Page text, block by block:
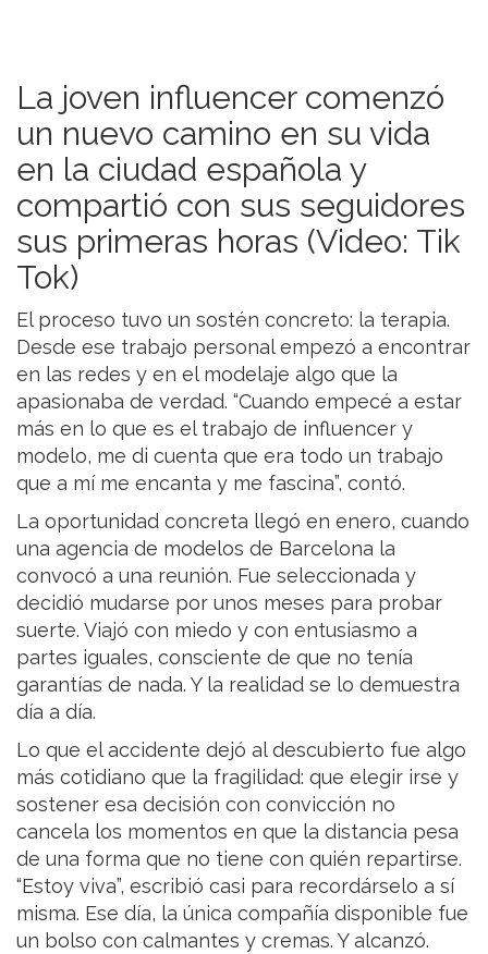
La joven influencer comenzó
un nuevo camino en su vida
en la ciudad española y
compartió con sus seguidores
sus primeras horas (Video: Tik
Tok)
El proceso tuvo un sostén concreto: la terapia.
Desde ese trabajo personal empezó a encontrar
en las redes y en el modelaje algo que la
apasionaba de verdad. “Cuando empecé a estar
más en lo que es el trabajo de influencer y
modelo, me di cuenta que era todo un trabajo
que a mí me encanta y me fascina”, contó.
La oportunidad concreta llegó en enero, cuando
una agencia de modelos de Barcelona la
convocó a una reunión. Fue seleccionada y
decidió mudarse por unos meses para probar
suerte. Viajó con miedo y con entusiasmo a
partes iguales, consciente de que no tenía
garantías de nada. Y la realidad se lo demuestra
día a día.
Lo que el accidente dejó al descubierto fue algo
más cotidiano que la fragilidad: que elegir irse y
sostener esa decisión con convicción no
cancela los momentos en que la distancia pesa
de una forma que no tiene con quién repartirse.
“Estoy viva”, escribió casi para recordárselo a sí
misma. Ese día, la única compañía disponible fue
un bolso con calmantes y cremas. Y alcanzó.